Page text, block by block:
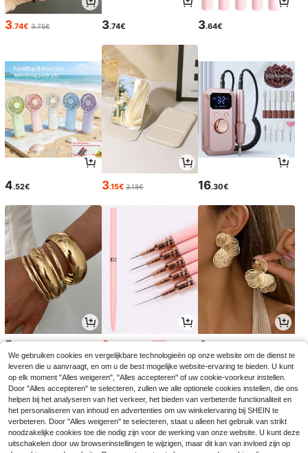
3.74€ 3.75€ 3.74€ 3.64€
4.52€ 3.15€ 3.18€ 16.30€
5 3 4
We gebruiken cookies en vergelijkbare technologieën op onze website om de dienst te
leveren die u aanvraagt, en om u de best mogelijke website-ervaring te bieden. U kunt
op elk moment "Alles weigeren", "Alles accepteren" of uw cookie-voorkeur instellen.
Door "Alles accepteren" te selecteren, zullen we alle optionele cookies instellen, die ons
helpen bij het analyseren van het verkeer, het bieden van verbeterde functionaliteit en
het personaliseren van inhoud en advertenties om uw winkelervaring bij SHEIN te
verbeteren. Door "Alles weigeren" te selecteren, staat u alleen het gebruik van strikt
noodzakelijke cookies toe die nodig zijn voor de werking van onze website. U kunt deze
uitschakelen door uw browserinstellingen te wijzigen, maar dit kan van invloed zijn op